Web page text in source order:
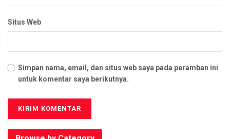
Situs Web
Simpan nama, email, dan situs web saya pada peramban ini
untuk komentar saya berikutnya.